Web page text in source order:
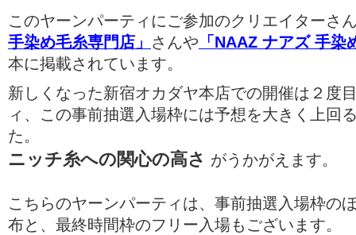
このヤーンパーティにご参加のクリエイターさ
手染め毛糸専門店」 さんや 「NAAZ ナアズ 手染
本に掲載されています。
新しくなった新宿オカダヤ本店での開催は２度
ィ、この事前抽選入場枠には予想を大きく上回
た。
ニッチ糸への関心の高さ がうかがえます。
こちらのヤーンパーティは、事前抽選入場枠の
布と、最終時間枠のフリー入場もございます。